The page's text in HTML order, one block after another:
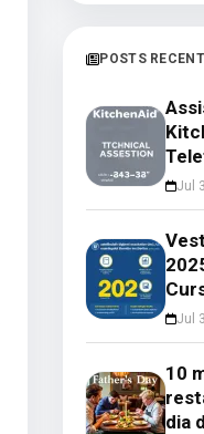
POSTS
Jul
Jul
10
dia